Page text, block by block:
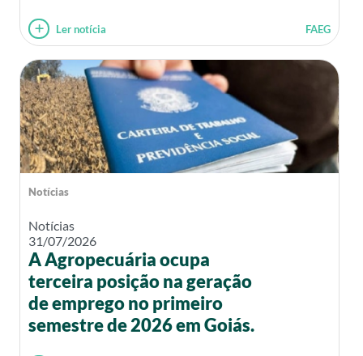
Ler notícia FAEG
Notícias
Notícias
31/07/2026
A Agropecuária ocupa
terceira posição na geração
de emprego no primeiro
semestre de 2026 em Goiás.